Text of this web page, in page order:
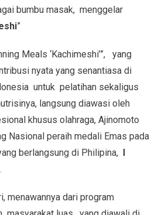
bumbu masak, menggelar
”
Meals ‘Kachimeshi’”, yang
nyata yang senantiasa di
untuk pelatihan sekaligus
langsung diawasi oleh
khusus olahraga, Ajinomoto
Nasional peraih medali Emas pada
berlangsung di Philipina,
.
menawannya dari program